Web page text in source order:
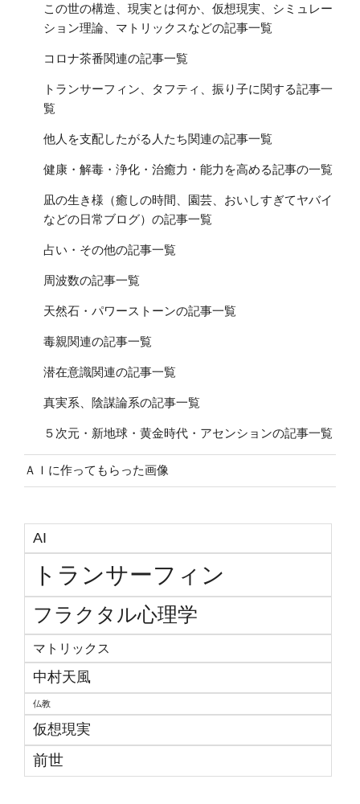
この世の構造、現実とは何か、仮想現実、シミュレー
ション理論、マトリックスなどの記事一覧
コロナ茶番関連の記事一覧
トランサーフィン、タフティ、振り子に関する記事一
覧
他人を支配したがる人たち関連の記事一覧
健康・解毒・浄化・治癒力・能力を高める記事の一覧
凪の生き様（癒しの時間、園芸、おいしすぎてヤバイ
などの日常ブログ）の記事一覧
占い・その他の記事一覧
周波数の記事一覧
天然石・パワーストーンの記事一覧
毒親関連の記事一覧
潜在意識関連の記事一覧
真実系、陰謀論系の記事一覧
５次元・新地球・黄金時代・アセンションの記事一覧
ＡＩに作ってもらった画像
AI
トランサーフィン
フラクタル心理学
マトリックス
中村天風
仏教
仮想現実
前世